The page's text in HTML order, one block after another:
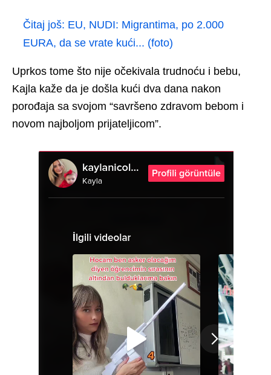
Čitaj još: EU, NUDI: Migrantima, po 2.000
EURA, da se vrate kući... (foto)
Uprkos tome što nije očekivala trudnoću i bebu,
Kajla kaže da je došla kući dva dana nakon
porođaja sa svojom “savršeno zdravom bebom i
novom najboljom prijateljicom”.